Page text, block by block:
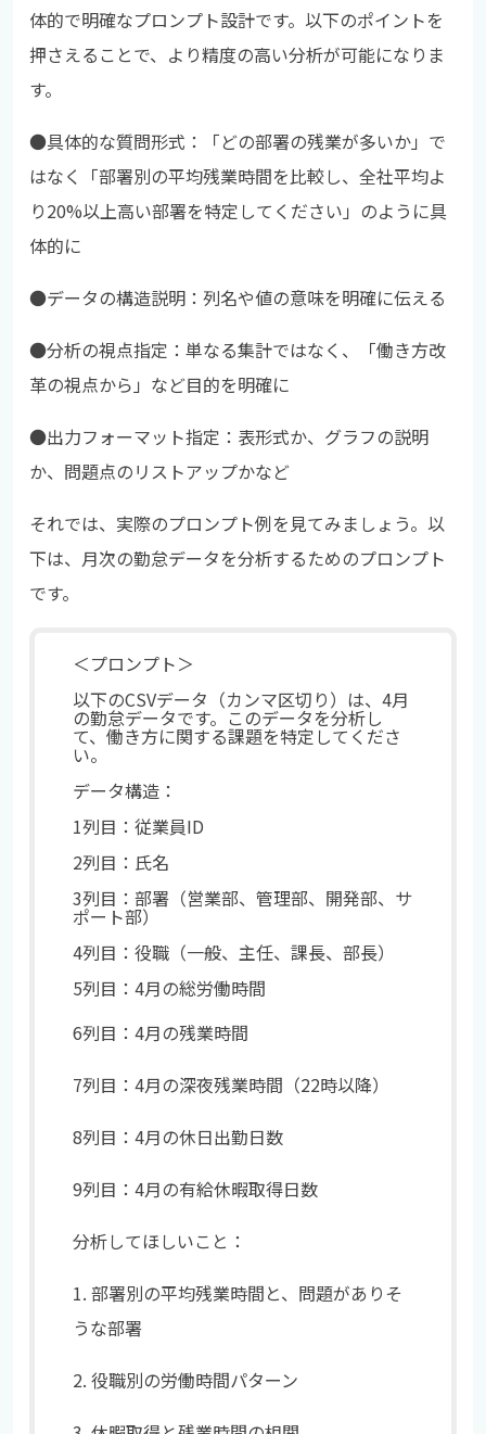
体的で明確なプロンプト設計です。以下のポイントを
押さえることで、より精度の高い分析が可能になりま
す。
●具体的な質問形式：「どの部署の残業が多いか」で
はなく「部署別の平均残業時間を比較し、全社平均よ
り20%以上高い部署を特定してください」のように具
体的に
●データの構造説明：列名や値の意味を明確に伝える
●分析の視点指定：単なる集計ではなく、「働き方改
革の視点から」など目的を明確に
●出力フォーマット指定：表形式か、グラフの説明
か、問題点のリストアップかなど
それでは、実際のプロンプト例を見てみましょう。以
下は、月次の勤怠データを分析するためのプロンプト
です。
＜プロンプト＞
以下のCSVデータ（カンマ区切り）は、 4月
の勤怠データです。このデータを分析し
て、働き方に関する課題を特定してくださ
い。
データ構造：
1列目：従業員ID
2列目：氏名
3列目：部署（営業部、管理部、開発部、サ
ポート部）
4列目：役職（一般、主任、課長、部長）
5列目： 4月の総労働時間
6列目：4月の残業時間
7列目：4月の深夜残業時間（22時以降）
8列目：4月の休日出勤日数
9列目：4月の有給休暇取得日数
分析してほしいこと：
1. 部署別の平均残業時間と、問題がありそ
うな部署
2. 役職別の労働時間パターン